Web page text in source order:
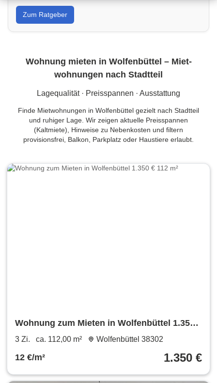
Von Wandfarbe bis Sanierung: Tipps, Kostenrahmen
und Handwerkersuche in Wolfenbüttel für dein
Projekt.
Zum Ratgeber
Wohnung mieten in Wolfenbüttel – Miet­
wohnungen nach Stadtteil
Lagequalität · Preisspannen · Ausstattung
Finde Mietwohnungen in Wolfenbüttel gezielt nach Stadtteil
und ruhiger Lage. Wir zeigen aktuelle Preisspannen
(Kaltmiete), Hinweise zu Nebenkosten und filtern
provisionsfrei, Balkon, Parkplatz oder Haustiere erlaubt.
Wohnung zum Mieten in Wolfenbüttel 1.350 €
112 m²
3 Zi. ca. 112,00 m² Wolfenbüttel 38302
12 €/m² 1.350 €